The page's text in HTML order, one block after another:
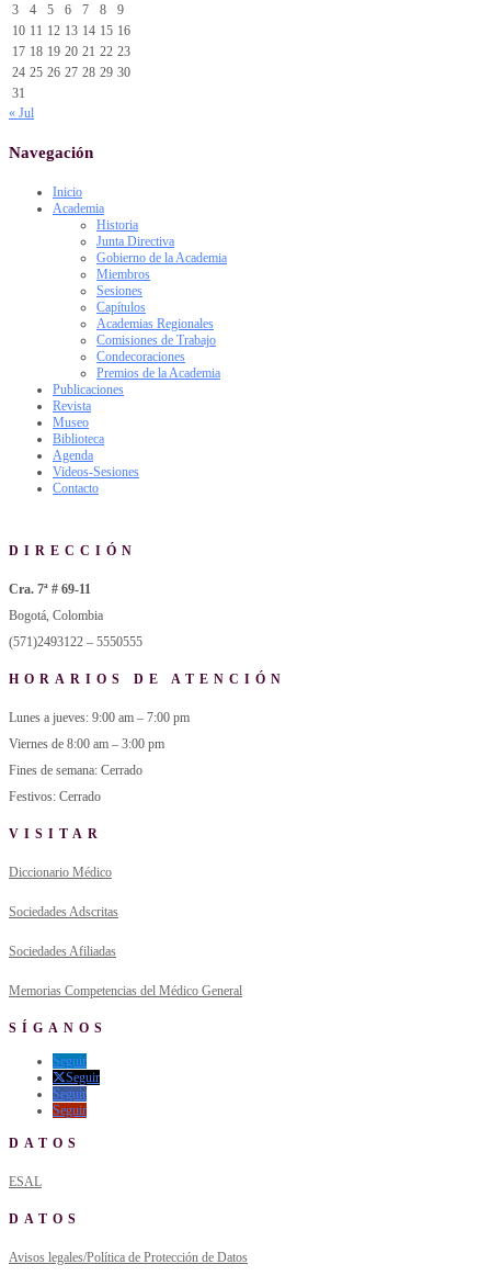
3
4 5 6 7 8
9
10 11 12 13 14 15 16
17 18 19 20 21 22 23
24 25 26 27 28 29 30
31
« Jul
Navegación
Inicio
Academia
Historia
Junta Directiva
Gobierno de la Academia
Miembros
Sesiones
Capítulos
Academias Regionales
Comisiones de Trabajo
Condecoraciones
Premios de la Academia
Publicaciones
Revista
Museo
Biblioteca
Agenda
Videos-Sesiones
Contacto
DIRECCIÓN
Cra. 7ª # 69-11
Bogotá, Colombia
(571)2493122 – 5550555
HORARIOS DE ATENCIÓN
Lunes a jueves: 9:00 am – 7:00 pm
Viernes de 8:00 am – 3:00 pm
Fines de semana: Cerrado
Festivos: Cerrado
VISITAR
Diccionario Médico
Sociedades Adscritas
Sociedades Afiliadas
Memorias Competencias del Médico General
SÍGANOS
Seguir
Seguir
Seguir
Seguir
DATOS
ESAL
DATOS
Avisos legales/Política de Protección de Datos